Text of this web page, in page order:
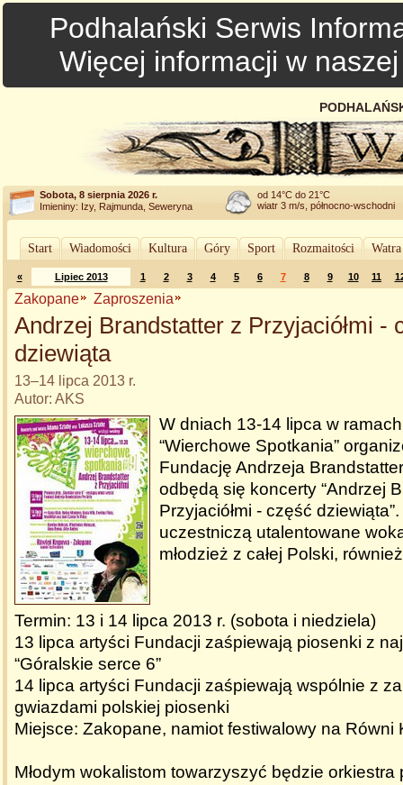
Podhalański Serwis
Więcej informacji w
Sobota, 8 sierpnia 2026 r.
Imieniny: Izy, Rajmunda, Seweryna
od 14°C do 21°C
wiatr 3 m/s, północno-wschodni
Start Wiadomości Kultura Góry Sport Rozmaitości
« Lipiec 2013 1 2 3 4 5 6 7 8 9 10 11
Zakopane Zaproszenia
Andrzej Brandstatter z Przyjaciółmi -
dziewiąta
13–14 lipca 2013 r.
Autor: AKS
W dniach 13-14 lipca w
“Wierchowe Spotkania”
Fundację Andrzeja
odbędą się koncerty “Andrzej
Przyjaciółmi - część
uczestniczą utalentowane
młodzież z całej Polski,
Termin: 13 i 14 lipca 2013 r. (sobota i niedziela)
13 lipca artyści Fundacji zaśpiewają piosenki z
“Góralskie serce 6”
14 lipca artyści Fundacji zaśpiewają wspólnie z
gwiazdami polskiej piosenki
Miejsce: Zakopane, namiot festiwalowy na Równi
Młodym wokalistom towarzyszyć będzie orkiestra